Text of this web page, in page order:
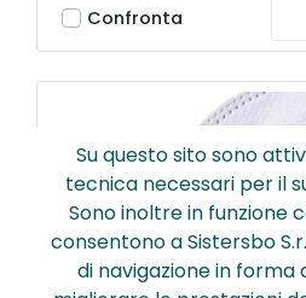
Confronta
Su questo sito sono
tecnica necessari per il
Sono inoltre in funzione
consentono a Sistersbo
di navigazione in forma